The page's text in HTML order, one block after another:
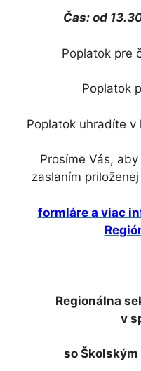
Čas: od
Poplatok pre
Poplatok
Poplatok uhradíte
Prosíme Vás,
zaslaním
formláre a viac
Regionálna
v
so